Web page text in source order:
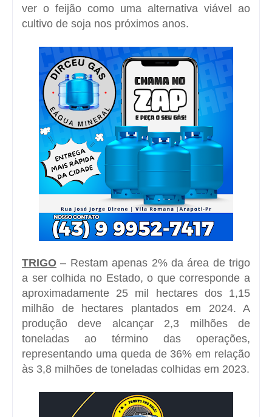
ver o feijão como uma alternativa viável ao
cultivo de soja nos próximos anos.
TRIGO – Restam apenas 2% da área de trigo
a ser colhida no Estado, o que corresponde a
aproximadamente 25 mil hectares dos 1,15
milhão de hectares plantados em 2024. A
produção deve alcançar 2,3 milhões de
toneladas ao término das operações,
representando uma queda de 36% em relação
às 3,8 milhões de toneladas colhidas em 2023.